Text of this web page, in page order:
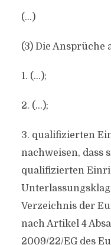
(…)
(3) Die Ansprüche
1. (…);
2. (…);
3. qualifizierten
nachweisen, dass
qualifizierten
Verzeichnis der
nach Artikel 4
2009/22/EG des